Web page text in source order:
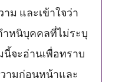
ม และเข้าใจว่า
หนิบุคคลที่ไม่ระบุ
จะอ่านเพื่อทราบ
ามก่อนหน้าและ